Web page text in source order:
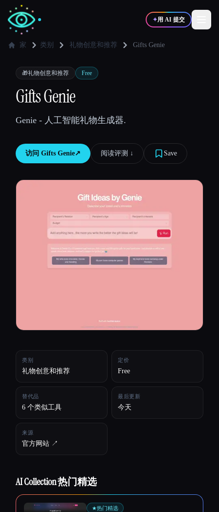
✦用 AI 提交
✍️写作者
💻
家 类别 礼物创意和推荐 Gifts Genie
🎁礼物创意和推荐 Free
Gifts Genie
Genie - 人工智能礼物生成器.
访问 Gifts Genie↗︎ 阅读评测 ↓︎ Save
类别
礼物创意和推荐
定价
Free
替代品
6 个类似工具
最后更新
今天
来源
官方网站 ↗︎
AI Collection 热门精选
★热门精选